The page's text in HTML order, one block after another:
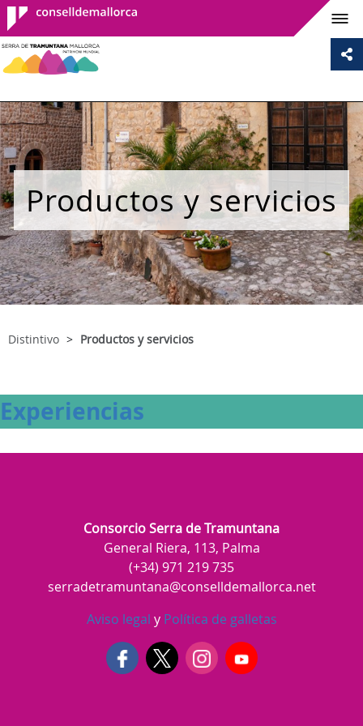
Consell de
Mallorca
Productos y servicios
Distintivo Productos y servicios
Experiencias
Consorcio Serra de Tramuntana
General Riera, 113, Palma
(+34) 971 219 735
serradetramuntana@conselldemallorca.net
Aviso legal yPolítica de galletas